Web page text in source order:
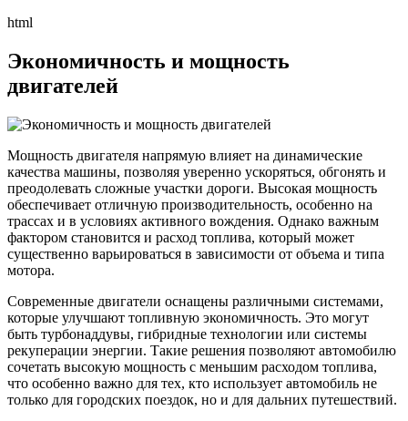
html
Экономичность и мощность
двигателей
Мощность двигателя напрямую влияет на динамические
качества машины, позволяя уверенно ускоряться, обгонять и
преодолевать сложные участки дороги. Высокая мощность
обеспечивает отличную производительность, особенно на
трассах и в условиях активного вождения. Однако важным
фактором становится и расход топлива, который может
существенно варьироваться в зависимости от объема и типа
мотора.
Современные двигатели оснащены различными системами,
которые улучшают топливную экономичность. Это могут
быть турбонаддувы, гибридные технологии или системы
рекуперации энергии. Такие решения позволяют автомобилю
сочетать высокую мощность с меньшим расходом топлива,
что особенно важно для тех, кто использует автомобиль не
только для городских поездок, но и для дальних путешествий.